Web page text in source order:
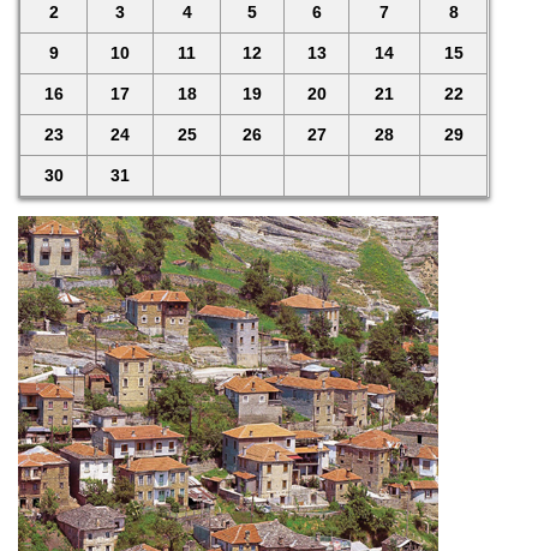
2 3 4 5 6 7 8
9 10 11 12 13 14 15
16 17 18 19 20 21 22
23 24 25 26 27 28 29
30 31